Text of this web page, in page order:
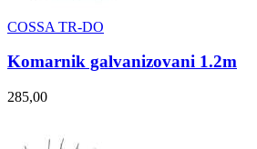
COSSA TR-DO
Komarnik galvanizovani 1.2m
285,00